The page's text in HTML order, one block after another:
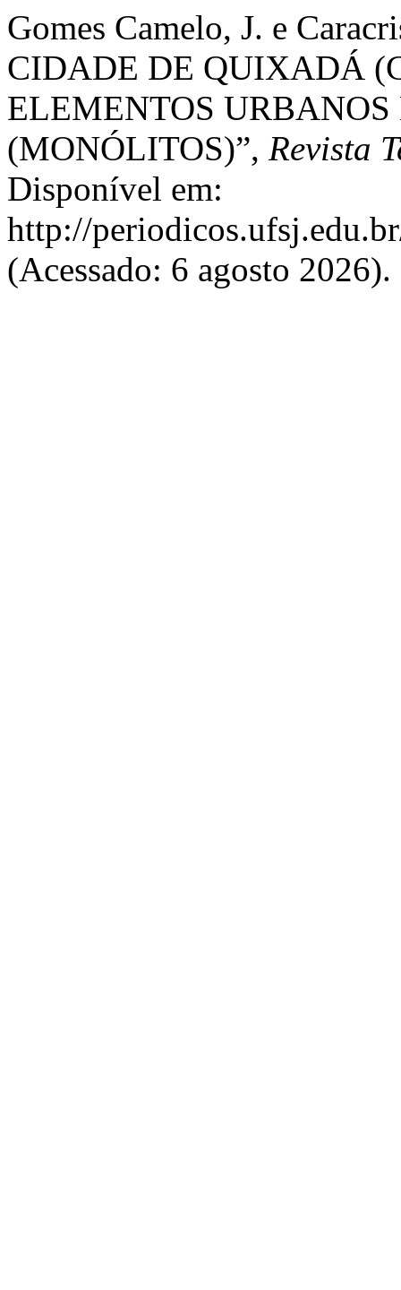
Gomes Camelo, J. e
CIDADE DE QUIXADÁ
ELEMENTOS
(MONÓLITOS)”, Revista
Disponível em:
http://
(Acessado: 6 agosto 2026).